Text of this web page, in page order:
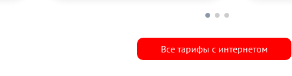
Все тарифы с интернетом